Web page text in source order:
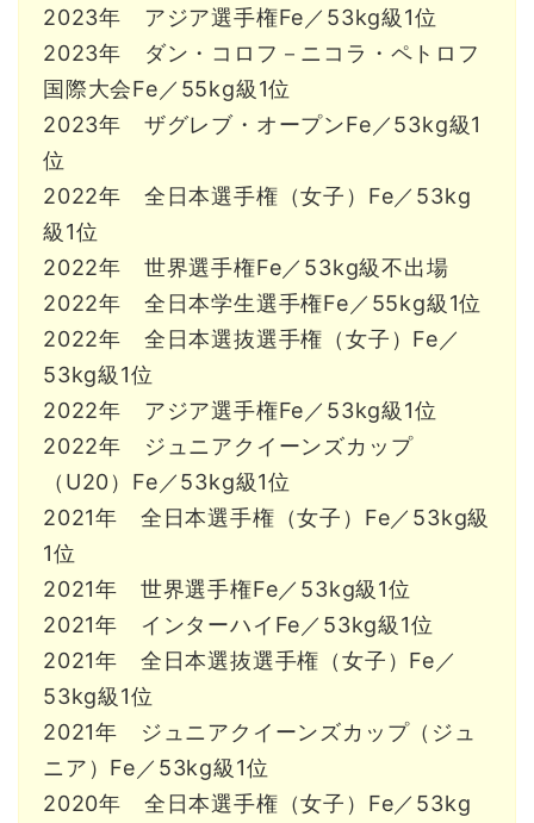
2023年 アジア選手権Fe／53kg級1位
2023年 ダン・コロフ－ニコラ・ペトロフ
国際大会Fe／55kg級1位
2023年 ザグレブ・オープンFe／53kg級1
位
2022年 全日本選手権（女子）Fe／53kg
級1位
2022年 世界選手権Fe／53kg級不出場
2022年 全日本学生選手権Fe／55kg級1位
2022年 全日本選抜選手権（女子）Fe／
53kg級1位
2022年 アジア選手権Fe／53kg級1位
2022年 ジュニアクイーンズカップ
（U20）Fe／53kg級1位
2021年 全日本選手権（女子）Fe／53kg級
1位
2021年 世界選手権Fe／53kg級1位
2021年 インターハイFe／53kg級1位
2021年 全日本選抜選手権（女子）Fe／
53kg級1位
2021年 ジュニアクイーンズカップ（ジュ
ニア）Fe／53kg級1位
2020年 全日本選手権（女子）Fe／53kg